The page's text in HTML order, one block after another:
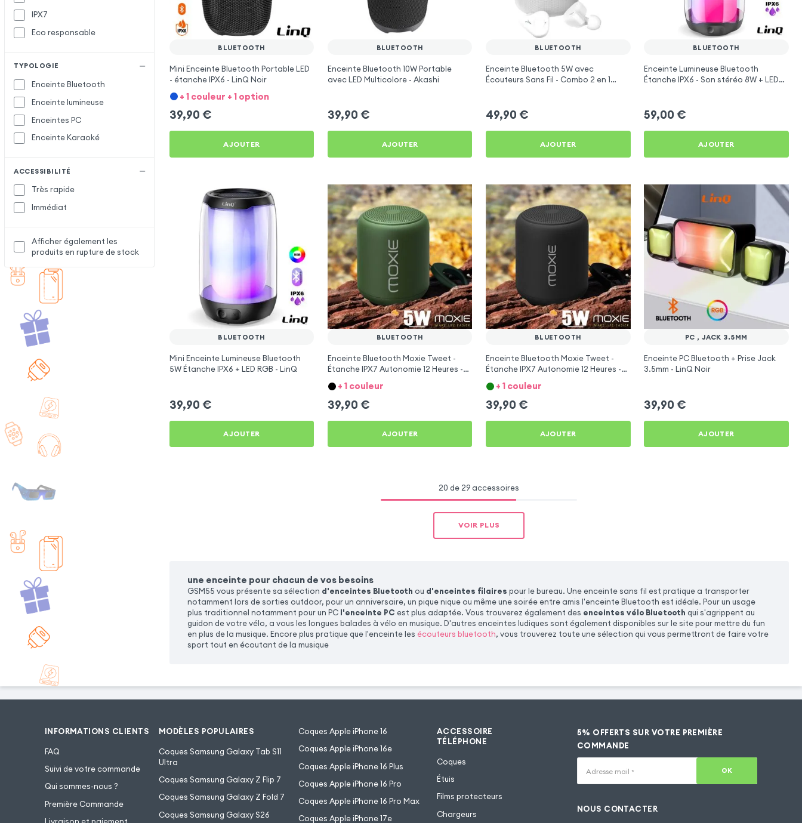
IPX7
Eco responsable
TYPOLOGIE
Enceinte Bluetooth
Enceinte lumineuse
Enceintes PC
Enceinte Karaoké
ACCESSIBILITÉ
Très rapide
Immédiat
Afficher également les
produits en rupture de stock
BLUETOOTH
Mini Enceinte Bluetooth Portable LED
- étanche IPX6 - LinQ Noir
+ 1 couleur + 1 option
39,90 €
AJOUTER
BLUETOOTH
Enceinte Bluetooth 10W Portable
avec LED Multicolore - Akashi
39,90 €
AJOUTER
BLUETOOTH
Enceinte Bluetooth 5W avec
Écouteurs Sans Fil - Combo 2 en 1
49,90 €
AJOUTER
BLUETOOTH
Enceinte Lumineuse Bluetooth
Étanche IPX6 - Son stéréo 8W + LED
59,00 €
AJOUTER
BLUETOOTH
Mini Enceinte Lumineuse Bluetooth
5W Étanche IPX6 + LED RGB - LinQ
39,90 €
AJOUTER
BLUETOOTH
Enceinte Bluetooth Moxie Tweet -
Étanche IPX7 Autonomie 12 Heures -
Vert
+ 1 couleur
39,90 €
AJOUTER
BLUETOOTH
Enceinte Bluetooth Moxie Tweet -
Étanche IPX7 Autonomie 12 Heures -
Noir
+ 1 couleur
39,90 €
AJOUTER
PC , JACK 3.5MM
Enceinte PC Bluetooth + Prise Jack
3.5mm - LinQ Noir
39,90 €
AJOUTER
20 de 29 accessoires
VOIR PLUS
une enceinte pour chacun de vos besoins
GSM55 vous présente sa sélection d'enceintes Bluetooth ou d'enceintes filaires pour le bureau. Une enceinte sans fil est pratique a transporter
notamment lors de sorties outdoor, pour un anniversaire, un pique nique ou même une soirée entre amis l'enceinte Bluetooth est idéale. Pour un usage
plus traditionnel notamment pour un PC l'enceinte PC est plus adaptée. Vous trouverez également des enceintes vélo Bluetooth qui s'agrippent au
guidon de votre vélo, a vous les longues balades à vélo en musique. D'autres enceintes ludiques sont également disponibles sur le site pour mettre du fun
en plus de la musique. Encore plus pratique que l'enceinte les écouteurs bluetooth, vous trouverez toute une sélection qui vous permettront de faire votre
sport tout en écoutant de la musique
INFORMATIONS CLIENTS
FAQ
Suivi de votre commande
Qui sommes-nous ?
Première Commande
MODÈLES POPULAIRES
Coques Samsung Galaxy Tab S11
Ultra
Coques Samsung Galaxy Z Flip 7
Coques Samsung Galaxy Z Fold 7
Coques Samsung Galaxy S26
Coques Apple iPhone 16
Coques Apple iPhone 16e
Coques Apple iPhone 16 Plus
Coques Apple iPhone 16 Pro
Coques Apple iPhone 16 Pro Max
Coques Apple iPhone 17e
ACCESSOIRE
TÉLÉPHONE
Coques
Étuis
Films protecteurs
Chargeurs
5% OFFERTS SUR VOTRE PREMIÈRE
COMMANDE
Adresse mail * OK
NOUS CONTACTER